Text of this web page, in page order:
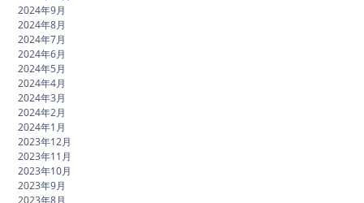
2024年9月
2024年8月
2024年7月
2024年6月
2024年5月
2024年4月
2024年3月
2024年2月
2024年1月
2023年12月
2023年11月
2023年10月
2023年9月
2023年8月